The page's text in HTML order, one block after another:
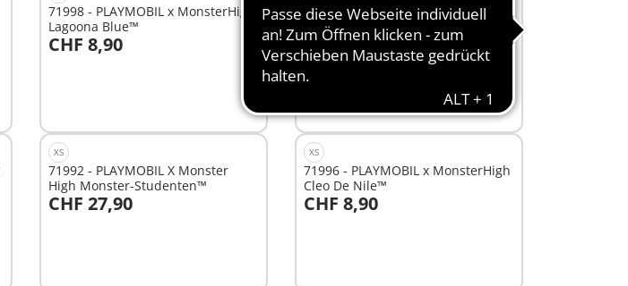
71998 - PLAYMOBIL x MonsterHigh
Lagoona Blue™
CHF 8,90
In den Warenkorb
71997 - PLAYMOBIL x MonsterHigh
Ghoulia Yelps™
CHF 8,90
In den Warenkorb
XS
71992 - PLAYMOBIL X Monster
High Monster-Studenten™
CHF 27,90
In den Warenkorb
XS
71996 - PLAYMOBIL x MonsterHigh
Cleo De Nile™
CHF 8,90
In den Warenkorb